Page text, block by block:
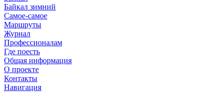
Байкал зимний
Самое-самое
Маршруты
Журнал
Профессионалам
Где поесть
Общая информация
О проекте
Контакты
Навигация